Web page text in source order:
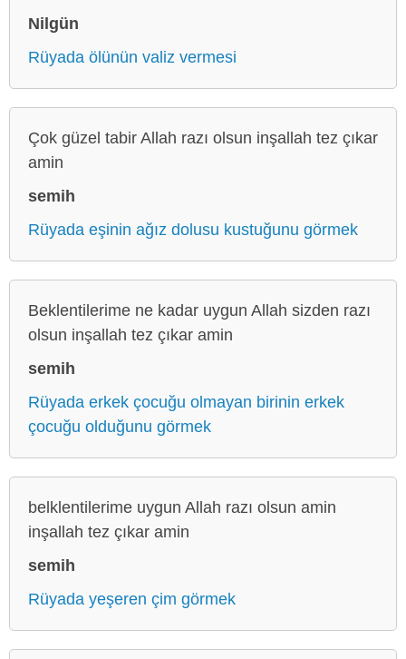
Nilgün
Rüyada ölünün valiz vermesi
Çok güzel tabir Allah razı olsun inşallah tez çıkar
amin
semih
Rüyada eşinin ağız dolusu kustuğunu görmek
Beklentilerime ne kadar uygun Allah sizden razı
olsun inşallah tez çıkar amin
semih
Rüyada erkek çocuğu olmayan birinin erkek
çocuğu olduğunu görmek
belklentilerime uygun Allah razı olsun amin
inşallah tez çıkar amin
semih
Rüyada yeşeren çim görmek